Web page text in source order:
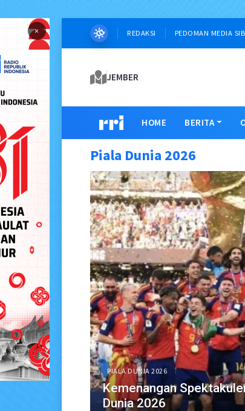
× REDAKSI PEDOMAN MEDIA
JEMBER
HOME BERITA
Piala Dunia 2026
PIALA DUNIA 2026
Kemenangan
Dunia 2026